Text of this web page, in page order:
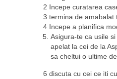
2 Incepe curatarea
3 termina de amabalat
4 Incepe a planifica
Asigura-te ca usile
apelat la cei de la
sa cheltui o ultime
6 discuta cu cei ce iti